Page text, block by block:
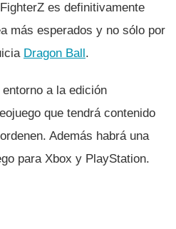
es definitivamente
más esperados y no sólo por
Dragon Ball.
a la edición
que tendrá contenido
Además habrá una
para Xbox y PlayStation.